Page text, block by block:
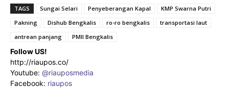
TAGS Sungai Selari Penyeberangan Kapal
KMP Swarna Putri
Pakning
Dishub Bengkalis ro-ro bengkalis
transportasi laut
antrean panjang
PMII Bengkalis
Follow US!
http://riaupos.co/
Youtube: @riauposmedia
Facebook: riaupos